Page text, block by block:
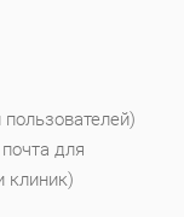
для
клиник)